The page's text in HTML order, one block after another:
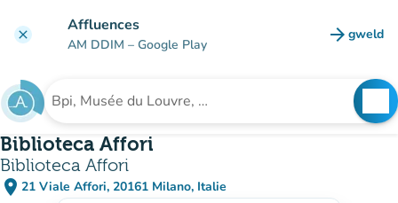
clear Affluences
AM DDIM – Google Play arrow_forward gweld
(tab
Chwilio am sefydliad
Biblioteca Affori
Biblioteca Affori
place 21 Viale Affori, 20161 Milano, Italie
(agor yn Google Maps)
(tab newydd)